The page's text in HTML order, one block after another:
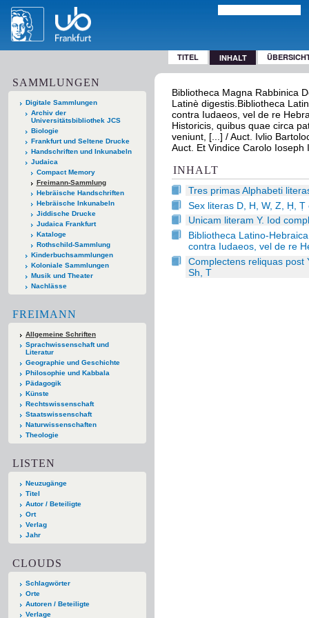
TITEL INHALT
SAMMLUNGEN
Digitale Sammlungen
Archiv der
Universitätsbibliothek JCS
Biologie
Frankfurt und Seltene Drucke
Handschriften und Inkunabeln
Judaica
Compact Memory
Freimann-Sammlung
Hebräische Handschriften
Hebräische Inkunabeln
Jiddische Drucke
Judaica Frankfurt
Kataloge
Rothschild-Sammlung
Kinderbuchsammlungen
Koloniale Sammlungen
Musik und Theater
Nachlässe
FREIMANN
Allgemeine Schriften
Sprachwissenschaft und
Literatur
Geographie und Geschichte
Philosophie und Kabbala
Pädagogik
Künste
Rechtswissenschaft
Staatswissenschaft
Naturwissenschaften
Theologie
LISTEN
Neuzugänge
Titel
Autor / Beteiligte
Ort
Verlag
Jahr
CLOUDS
Schlagwörter
Orte
Autoren / Beteiligte
Verlage
Bibliotheca Magna Rabbinica
Latinè digestis.Bibliotheca
contra Iudaeos, vel de re
Historicis, quibus quae circa
veniunt, [...] / Auct. Ivlio
Auct. Et Vindice Carolo
INHALT
Tres primas Alphabeti
Sex literas D, H, W, Z, Ḥ, Ṭ
Unicam literam Y. Iod
Bibliotheca Latino-
contra Iudaeos, vel de re
Complectens reliquas post
Sh, T